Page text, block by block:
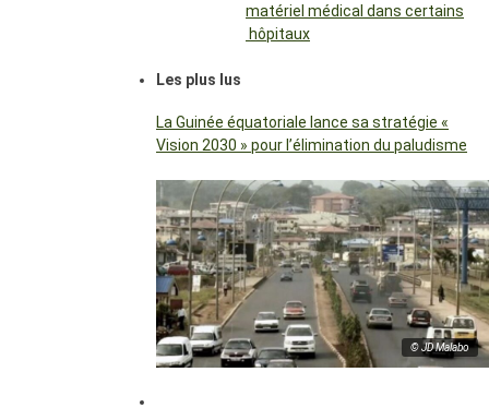
matériel médical dans certains
hôpitaux
Les plus lus
La Guinée équatoriale lance sa stratégie «
Vision 2030 » pour l’élimination du paludisme
© JD Malabo